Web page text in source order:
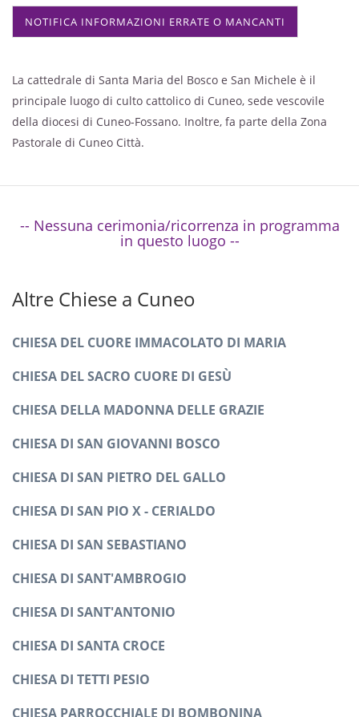
NOTIFICA INFORMAZIONI ERRATE O MANCANTI
La cattedrale di Santa Maria del Bosco e San Michele è il
principale luogo di culto cattolico di Cuneo, sede vescovile
della diocesi di Cuneo-Fossano. Inoltre, fa parte della Zona
Pastorale di Cuneo Città.
Altre Chiese a Cuneo
CHIESA DEL CUORE IMMACOLATO DI MARIA
CHIESA DEL SACRO CUORE DI GESÙ
CHIESA DELLA MADONNA DELLE GRAZIE
CHIESA DI SAN GIOVANNI BOSCO
CHIESA DI SAN PIETRO DEL GALLO
CHIESA DI SAN PIO X - CERIALDO
CHIESA DI SAN SEBASTIANO
CHIESA DI SANT'AMBROGIO
CHIESA DI SANT'ANTONIO
CHIESA DI SANTA CROCE
CHIESA DI TETTI PESIO
CHIESA PARROCCHIALE DI BOMBONINA
-- Nessuna cerimonia/ricorrenza in programma
in questo luogo --